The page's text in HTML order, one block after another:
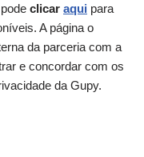
clicar aqui para
A página o
da parceria com a
e concordar com os
da Gupy.